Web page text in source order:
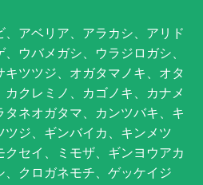
アベリア、アラカシ、アリド
ウバメガシ、ウラジロガシ、
ツツジ、オガタマノキ、オタ
クレミノ、カゴノキ、カナメ
ネオガタマ、カンツバキ、キ
ジ、ギンバイカ、キンメツ
セイ、ミモザ、ギンヨウアカ
クロガネモチ、ゲッケイジ